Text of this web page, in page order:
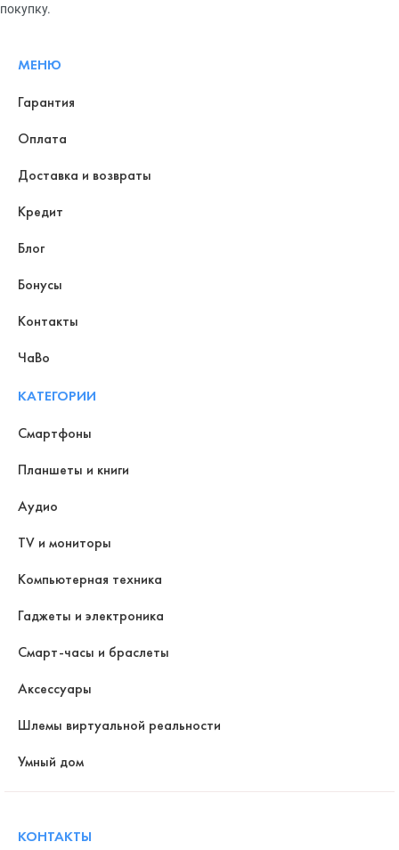
покупку.
МЕНЮ
Гарантия
Оплата
Доставка и возвраты
Кредит
Блог
Бонусы
Контакты
ЧаВо
КАТЕГОРИИ
Смартфоны
Планшеты и книги
Аудио
TV и мониторы
Компьютерная техника
Гаджеты и электроника
Смарт-часы и браслеты
Аксессуары
Шлемы виртуальной реальности
Умный дом
КОНТАКТЫ